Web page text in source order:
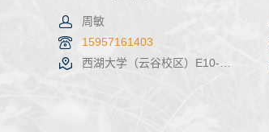
周敏
15957161403
西湖大学（云谷校区）E10-146